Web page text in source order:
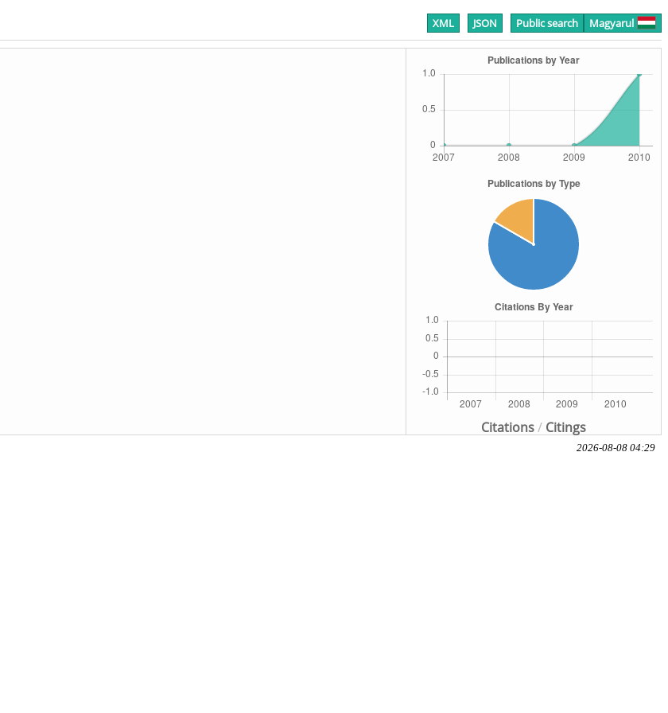
XML JSON Public search Magyarul
Citations/ Citings
2026-08-08 04:29